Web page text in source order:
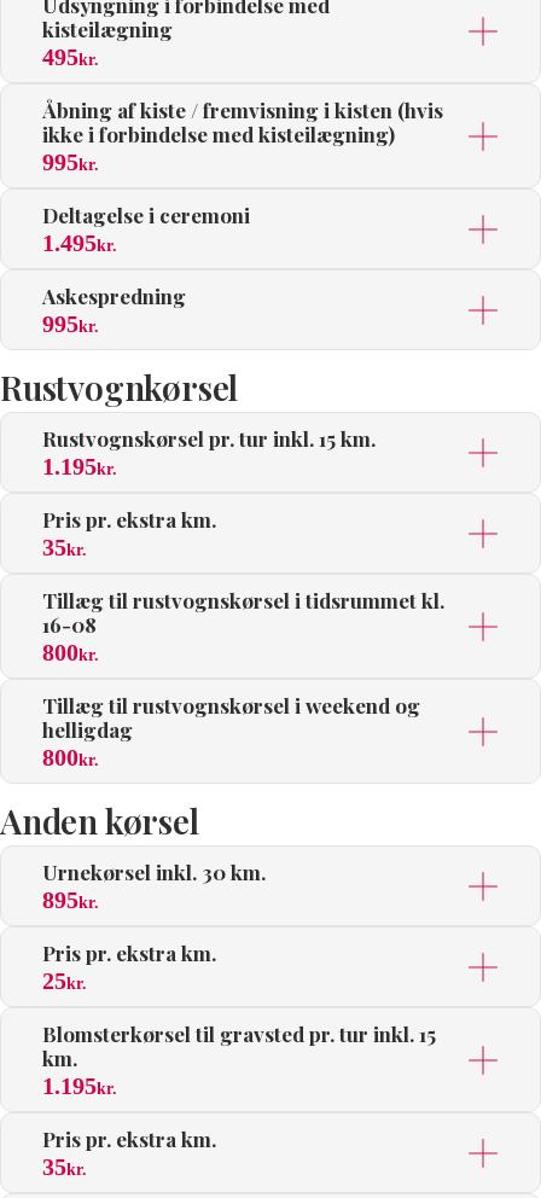
kisteilægning
495kr.
Åbning af kiste / fremvisning i kisten (hvis
ikke i forbindelse med kisteilægning)
995kr.
Deltagelse i ceremoni
1.495kr.
Askespredning
995kr.
Rustvognkørsel
Rustvognskørsel pr. tur inkl. 15 km.
1.195kr.
Pris pr. ekstra km.
35kr.
Tillæg til rustvognskørsel i tidsrummet kl.
16-08
800kr.
Tillæg til rustvognskørsel i weekend og
helligdag
800kr.
Anden kørsel
Urnekørsel inkl. 30 km.
895kr.
Pris pr. ekstra km.
25kr.
Blomsterkørsel til gravsted pr. tur inkl. 15
km.
1.195kr.
Pris pr. ekstra km.
35kr.